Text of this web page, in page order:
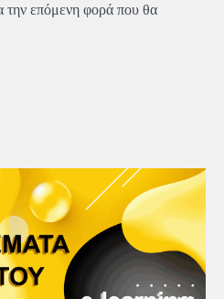
την επόμενη φορά που θα